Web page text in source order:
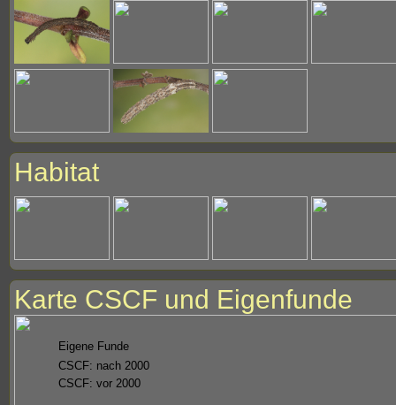
Habitat
Karte CSCF und Eigenfunde
Eigene Funde
CSCF: nach 2000
CSCF: vor 2000